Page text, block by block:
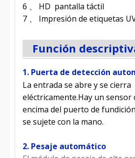
6 、 HD pantalla táctil
7 、 Impresión de etiquetas
Función
1. Puerta de detección
La entrada se abre y se cierra
eléctricamente.Hay un
encima del puerto de
se sujete con la mano.
2. Pesaje automático